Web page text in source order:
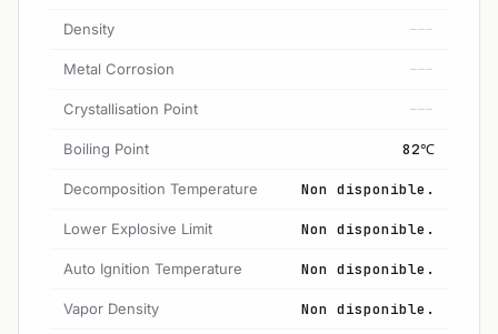
Density ---
Metal Corrosion ---
Crystallisation Point ---
Boiling Point 82℃
Decomposition Temperature Non disponible.
Lower Explosive Limit Non disponible.
Auto Ignition Temperature Non disponible.
Vapor Density Non disponible.